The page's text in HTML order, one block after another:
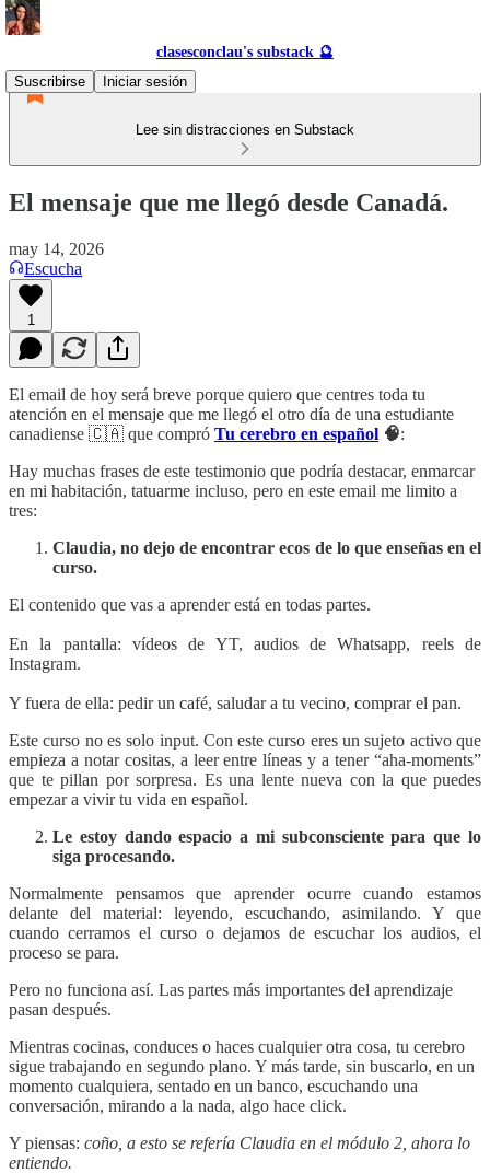
clasesconclau's substack 🔮
Suscribirse
Iniciar sesión
Lee sin distracciones en Substack
El mensaje que me llegó desde Canadá.
may 14, 2026
Escucha
1
El email de hoy será breve porque quiero que centres toda tu
atención en el mensaje que me llegó el otro día de una estudiante
canadiense 🇨🇦 que compró Tu cerebro en español 🧠:
Hay muchas frases de este testimonio que podría destacar, enmarcar
en mi habitación, tatuarme incluso, pero en este email me limito a
tres:
Claudia, no dejo de encontrar ecos de lo que enseñas en el
curso.
El contenido que vas a aprender está en todas partes.
En la pantalla: vídeos de YT, audios de Whatsapp, reels de
Instagram.
Y fuera de ella: pedir un café, saludar a tu vecino, comprar el pan.
Este curso no es solo input. Con este curso eres un sujeto activo que
empieza a notar cositas, a leer entre líneas y a tener “aha-moments”
que te pillan por sorpresa. Es una lente nueva con la que puedes
empezar a vivir tu vida en español.
Le estoy dando espacio a mi subconsciente para que lo
siga procesando.
Normalmente pensamos que aprender ocurre cuando estamos
delante del material: leyendo, escuchando, asimilando. Y que
cuando cerramos el curso o dejamos de escuchar los audios, el
proceso se para.
Pero no funciona así. Las partes más importantes del aprendizaje
pasan después.
Mientras cocinas, conduces o haces cualquier otra cosa, tu cerebro
sigue trabajando en segundo plano. Y más tarde, sin buscarlo, en un
momento cualquiera, sentado en un banco, escuchando una
conversación, mirando a la nada, algo hace click.
Y piensas: coño, a esto se refería Claudia en el módulo 2, ahora lo
entiendo.